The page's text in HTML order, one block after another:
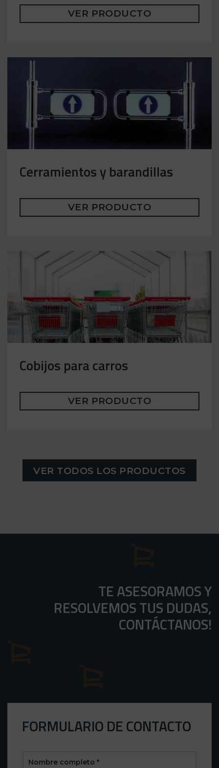
VER PRODUCTO
Cerramientos y barandillas
VER PRODUCTO
Cobijos para carros
VER PRODUCTO
VER TODOS LOS PRODUCTOS
TE ASESORAMOS Y
RESOLVEMOS TUS DUDAS,
CONTÁCTANOS!
FORMULARIO DE CONTACTO